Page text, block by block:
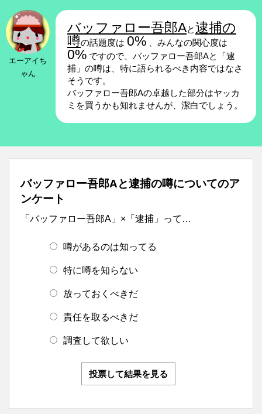
エーアイち
ゃん
バッファロー吾郎Aと逮捕の
噂の話題度は 0% 、みんなの関心度は
0% ですので、バッファロー吾郎Aと「逮
捕」の噂は、特に語られるべき内容ではなさ
そうです。
バッファロー吾郎Aの卓越した部分はヤッカ
ミを買うかも知れませんが、潔白でしょう。
バッファロー吾郎Aと逮捕の噂についてのア
ンケート
「バッファロー吾郎A」×「逮捕」って…
噂があるのは知ってる
特に噂を知らない
放っておくべきだ
責任を取るべきだ
調査して欲しい
投票して結果を見る